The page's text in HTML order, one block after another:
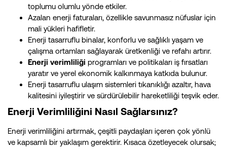
toplumu olumlu yönde etkiler.
Azalan enerji faturaları, özellikle savunmasız nüfuslar için
mali yükleri hafifletir.
Enerji tasarruflu binalar, konforlu ve sağlıklı yaşam ve
çalışma ortamları sağlayarak üretkenliği ve refahı artırır.
Enerji verimliliği programları ve politikaları iş fırsatları
yaratır ve yerel ekonomik kalkınmaya katkıda bulunur.
Enerji tasarruflu ulaşım sistemleri tıkanıklığı azaltır, hava
kalitesini iyileştirir ve sürdürülebilir hareketliliği teşvik eder.
Enerji Verimliliğini Nasıl Sağlarsınız?
Enerji verimliliğini artırmak, çeşitli paydaşları içeren çok yönlü
ve kapsamlı bir yaklaşım gerektirir. Kısaca özetleyecek olursak;